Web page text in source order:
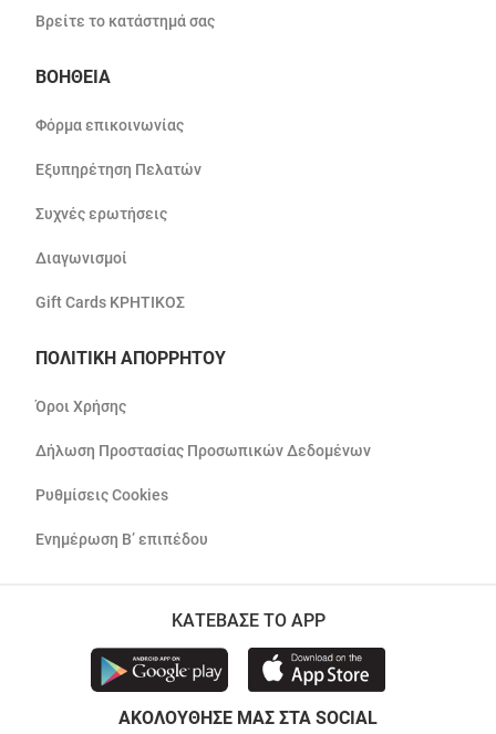
Βρείτε το κατάστημά σας
ΒΟΗΘΕΙΑ
Φόρμα επικοινωνίας
Εξυπηρέτηση Πελατών
Συχνές ερωτήσεις
Διαγωνισμοί
Gift Cards ΚΡΗΤΙΚΟΣ
ΠΟΛΙΤΙΚΗ ΑΠΟΡΡΗΤΟΥ
Όροι Χρήσης
Δήλωση Προστασίας Προσωπικών Δεδομένων
Ρυθμίσεις Cookies
Ενημέρωση Β’ επιπέδου
ΚΑΤΕΒΑΣΕ ΤΟ APP
ΑΚΟΛΟΥΘΗΣΕ ΜΑΣ ΣΤΑ SOCIAL